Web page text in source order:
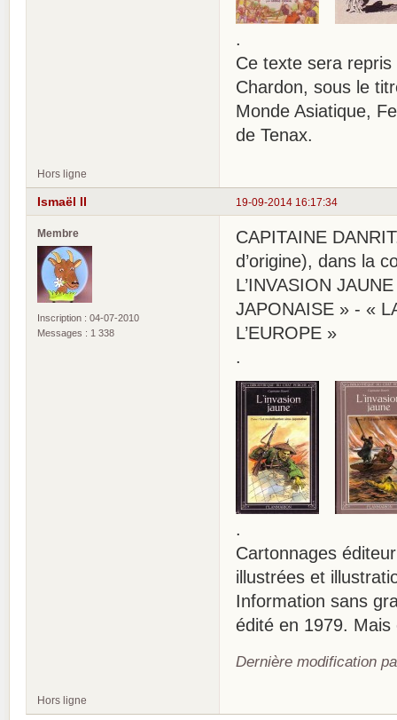
.
Ce texte sera
Chardon, sous le
Monde Asiatique,
de Tenax.
Hors ligne
19-09-2014 16:17:34
Ismaël II
Membre
Inscription : 04-07-2010
Messages : 1 338
CAPITAINE
d’origine), dans la
L’INVASION
JAPONAISE » - «
L’EUROPE »
.
.
Cartonnages
illustrées et
Information sans
édité en 1979. Mais
Dernière modification
Hors ligne